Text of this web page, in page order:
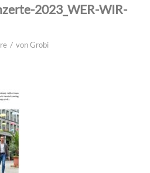
2023_WER-WIR-
/ vonGrobi